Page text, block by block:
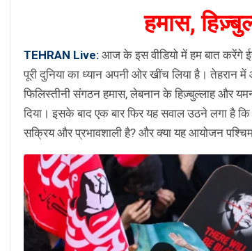
हमास,
TEHRAN Live: आज के इस वीडियो में हम बात करेंगे
पूरी दुनिया का ध्यान अपनी ओर खींच लिया है। तेहरान में
फिलिस्तीनी संगठन हमास, लेबनान के हिज़्बुल्लाह और यमन
दिया। इसके बाद एक बार फिर यह सवाल उठने लगा है
सक्रिय और प्रभावशाली है? और क्या यह आयोजन